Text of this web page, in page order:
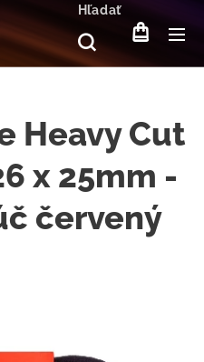
Hľadať
Heavy Cut
x 25mm -
červený